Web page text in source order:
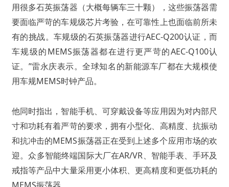
用很多石英振荡器（大概每辆车三十颗），这些振荡器需
要面临严苛的车规级芯片考验，在可靠性上也面临前所未
有的挑战。车规级的石英振荡器进行AEC-Q200认证，而
车规级的MEMS振荡器都在进行更严苛的AEC-Q100认
证。”雷永庆表示。全球知名的新能源车厂都在大规模使
用车规MEMS时钟产品。
他同时指出，智能手机、可穿戴设备等应用因为对内部尺
寸和功耗有着严苛的要求，拥有小型化、高精度、抗振动
和抗冲击的MEMS振荡器正在受到上述多个应用市场的欢
迎。众多智能终端国际大厂在AR/VR、智能手表、手环及
戒指等产品中大量采用更小体积、更高精度和更低功耗的